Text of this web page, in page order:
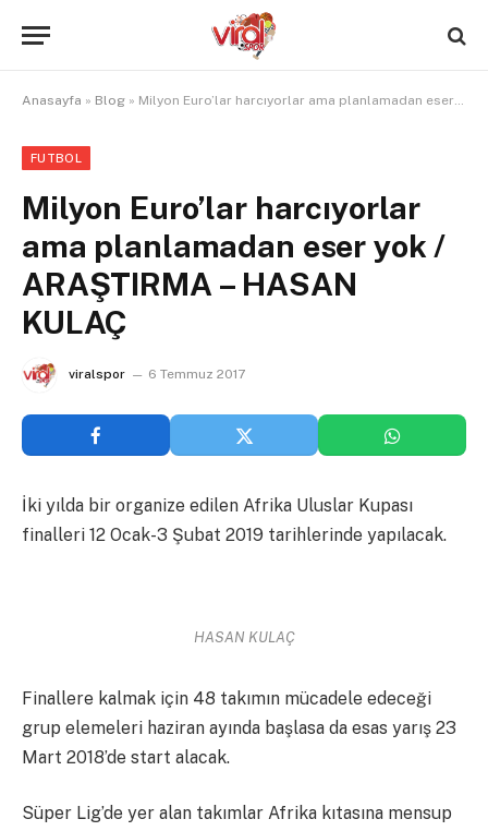
Anasayfa » Blog » Milyon Euro’lar harcıyorlar ama planlamadan eser yok / ARAŞTIRMA – HASAN KULAÇ
FUTBOL
Milyon Euro’lar harcıyorlar
ama planlamadan eser yok /
ARAŞTIRMA – HASAN
KULAÇ
viralspor 6 Temmuz 2017
İki yılda bir organize edilen Afrika Uluslar Kupası
finalleri 12 Ocak-3 Şubat 2019 tarihlerinde yapılacak.
HASAN KULAÇ
Finallere kalmak için 48 takımın mücadele edeceği
grup elemeleri haziran ayında başlasa da esas yarış 23
Mart 2018’de start alacak.
Süper Lig’de yer alan takımlar Afrika kıtasına mensup